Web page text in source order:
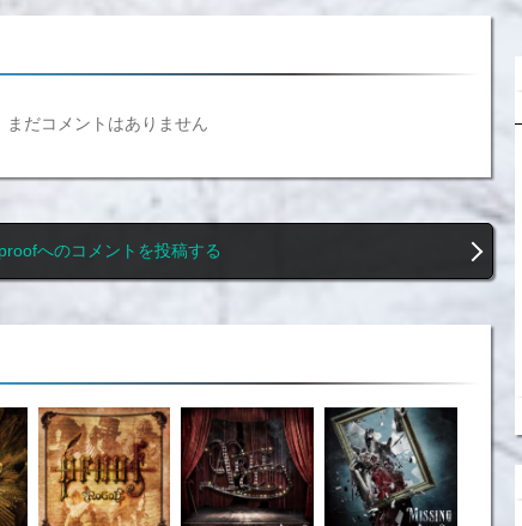
まだコメントはありません
proofへのコメントを投稿する